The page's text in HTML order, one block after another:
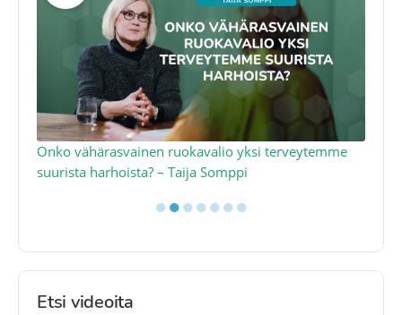
Onko vähärasvainen ruokavalio yksi terveytemme
suurista harhoista? – Taija Somppi
●●●●●●●
Etsi videoita